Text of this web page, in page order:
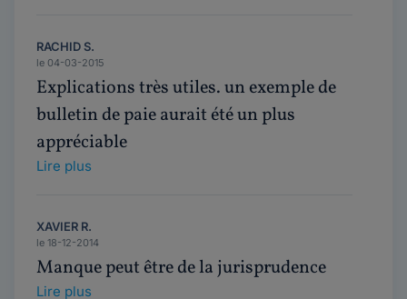
RACHID S.
le 04-03-2015
Explications très utiles. un exemple de
bulletin de paie aurait été un plus
appréciable
Lire plus
XAVIER R.
le 18-12-2014
Manque peut être de la jurisprudence
Lire plus